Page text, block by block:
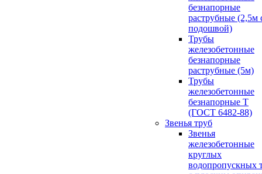
безнапорные
раструбные (2,5м
подошвой)
Трубы
железобетонные
безнапорные
раструбные (5м)
Трубы
железобетонные
безнапорные Т
(ГОСТ 6482-88)
Звенья труб
Звенья
железобетонные
круглых
водопропускных